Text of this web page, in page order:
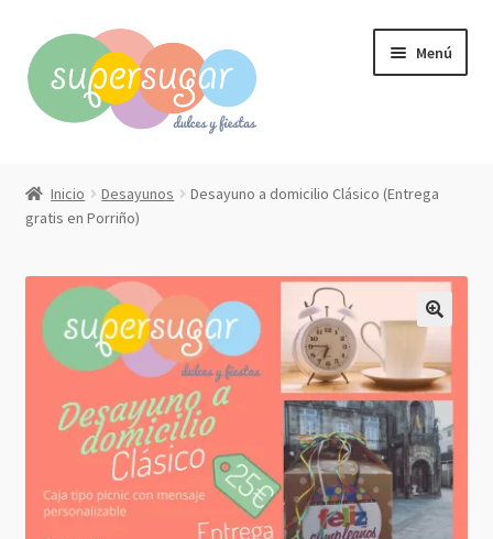
a
la
navegación
al
contenido
Menú
Compra online
hijo
Qué hacemos?
el
menú
hijo
Contacto
Inicio Desayunos
Desayuno a domicilio Clásico (Entrega
gratis en Porriño)